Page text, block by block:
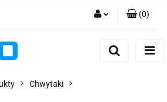
Dodaj zgłoszenie
(0)
Chwytaki